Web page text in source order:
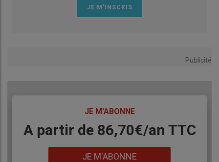
Publicité
JE M'ABONNE
Body
A partir de 86,70€/an TTC
JE M'ABONNE